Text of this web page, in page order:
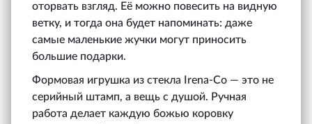
оторвать взгляд. Её можно повесить на видную
ветку, и тогда она будет напоминать: даже
самые маленькие жучки могут приносить
большие подарки.
Формовая игрушка из стекла Irena‑Co — это не
серийный штамп, а вещь с душой. Ручная
работа делает каждую божью коровку